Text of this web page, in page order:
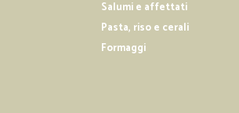
Salumi e affettati
Pasta, riso e cerali
Formaggi